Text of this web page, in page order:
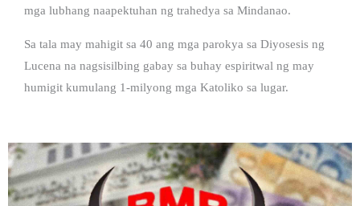
mga lubhang naapektuhan ng trahedya sa Mindanao.
Sa tala may mahigit sa 40 ang mga parokya sa Diyosesis ng
Lucena na nagsisilbing gabay sa buhay espiritwal ng may
humigit kumulang 1-milyong mga Katoliko sa lugar.